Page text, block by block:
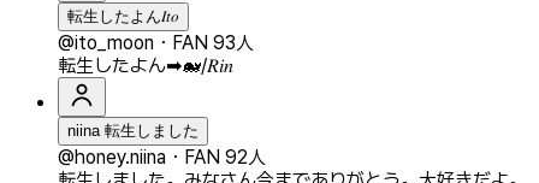
転生したよん𝐼𝑡𝑜
@ito_moon ・ FAN 93人
転生したよん➡︎🐋/𝑅𝑖𝑛
niina 転生しました
@honey.niina ・ FAN 92人